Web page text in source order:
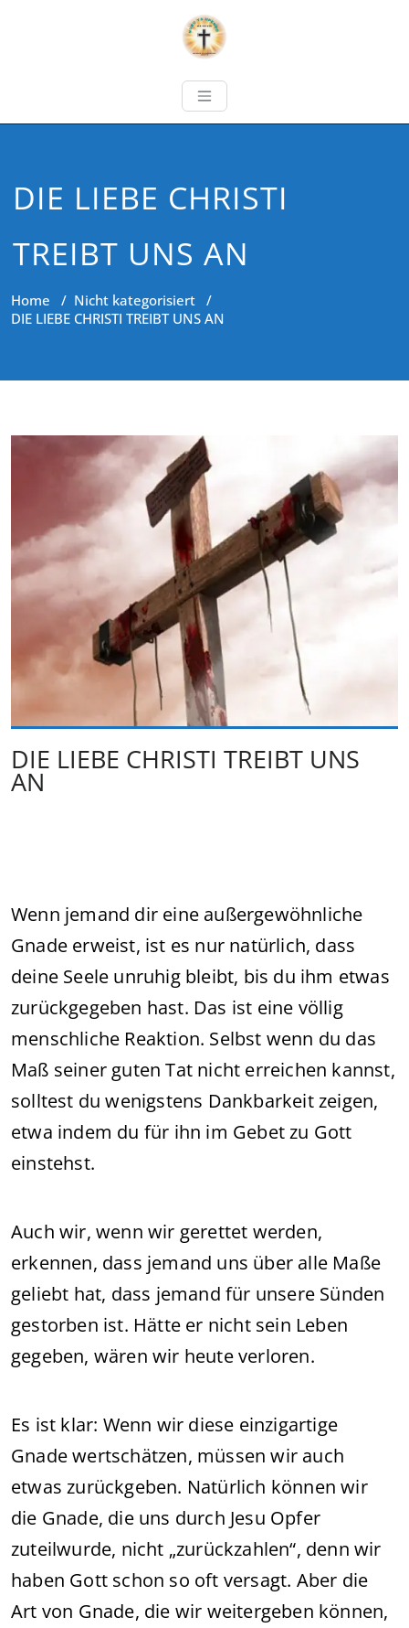
DIE LIEBE CHRISTI
TREIBT UNS AN
Home / Nicht kategorisiert /
DIE LIEBE CHRISTI TREIBT UNS AN
DIE LIEBE CHRISTI TREIBT UNS
AN
Wenn jemand dir eine außergewöhnliche
Gnade erweist, ist es nur natürlich, dass
deine Seele unruhig bleibt, bis du ihm etwas
zurückgegeben hast. Das ist eine völlig
menschliche Reaktion. Selbst wenn du das
Maß seiner guten Tat nicht erreichen kannst,
solltest du wenigstens Dankbarkeit zeigen,
etwa indem du für ihn im Gebet zu Gott
einstehst.
Auch wir, wenn wir gerettet werden,
erkennen, dass jemand uns über alle Maße
geliebt hat, dass jemand für unsere Sünden
gestorben ist. Hätte er nicht sein Leben
gegeben, wären wir heute verloren.
Es ist klar: Wenn wir diese einzigartige
Gnade wertschätzen, müssen wir auch
etwas zurückgeben. Natürlich können wir
die Gnade, die uns durch Jesu Opfer
zuteilwurde, nicht „zurückzahlen“, denn wir
haben Gott schon so oft versagt. Aber die
Art von Gnade, die wir weitergeben können,